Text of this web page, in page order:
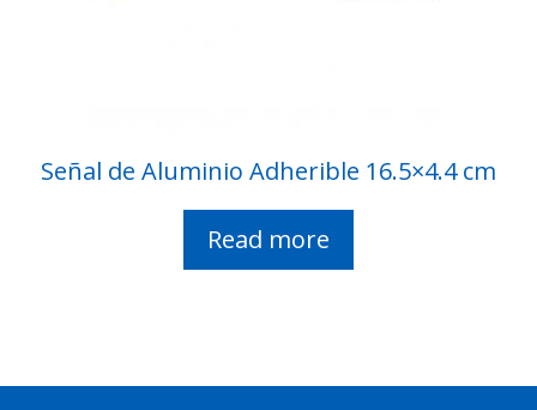
Señal de Aluminio Adherible 16.5×4.4 cm
Read more